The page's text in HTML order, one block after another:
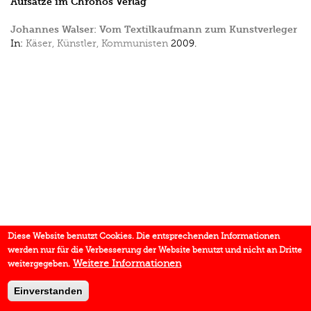
Johannes Walser: Vom Textilkaufmann zum Kunstverleger
In: Käser, Künstler, Kommunisten 2009.
Diese Website benutzt Cookies. Die entsprechenden Informationen
werden nur für die Verbesserung der Website benutzt und nicht an Dritte
weitergegeben. Weitere Informationen
Einverstanden